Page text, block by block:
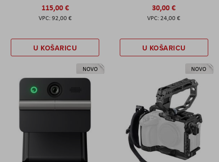
115,00 €
92,00 €
U KOŠARICU
30,00 €
24,00 €
U KOŠARICU
NOVO NOVO